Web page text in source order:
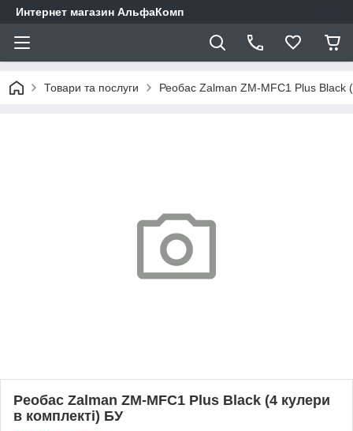
Интернет магазин АльфаКомп
Товари та послуги Реобас Zalman ZM-MFC1 Plus Black
Реобас Zalman ZM-MFC1 Plus Black (4 кулери
в комплекті) БУ